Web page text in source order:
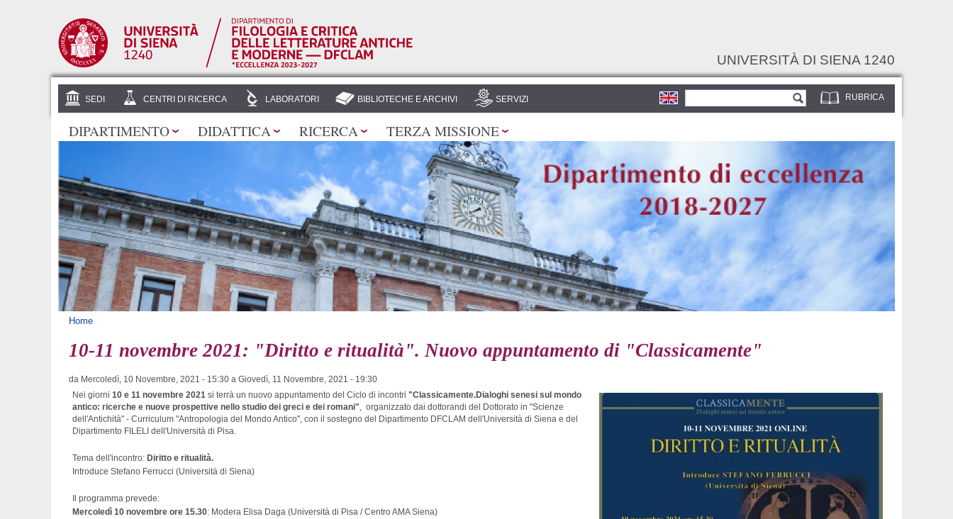
UNIVERSITÀ DI SIENA 1240
RUBRICA
Form di ricerca
SEDI CENTRI DI RICERCA LABORATORI BIBLIOTECHE E ARCHIVI SERVIZI
DIPARTIMENTO DIDATTICA RICERCA TERZA MISSIONE
Tu sei qui
Home
10-11 novembre 2021: "Diritto e ritualità". Nuovo appuntamento di "Classicamente"
da Mercoledì, 10 Novembre, 2021 - 15:30 a Giovedì, 11 Novembre, 2021 - 19:30
Nei giorni 10 e 11 novembre 2021 si terrà un nuovo appuntamento del Ciclo di incontri "Classicamente.Dialoghi senesi sul mondo
antico: ricerche e nuove prospettive nello studio dei greci e dei romani", organizzato dai dottorandi del Dottorato in "Scienze
dell'Antichità" - Curriculum "Antropologia del Mondo Antico", con il sostegno del Dipartimento DFCLAM dell'Università di Siena e del
Dipartimento FILELI dell'Università di Pisa.
Tema dell'incontro: Diritto e ritualità.
Introduce Stefano Ferrucci (Università di Siena)
Il programma prevede:
Mercoledì 10 novembre ore 15.30: Modera Elisa Daga (Università di Pisa / Centro AMA Siena)